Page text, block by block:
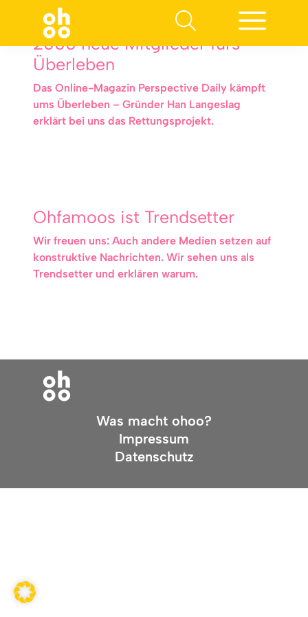
2000 neue Mitglieder fürs
Überleben
Das Online-Magazin Perspective Daily kämpft
ums Überleben – Gründer Han Langeslag
erklärt bei uns das Rettungsprojekt.
Ohfamoos ist Trendsetter
Wir freuen uns: Auch andere Medien setzen auf
konstruktive Nachrichten. Wir sehen uns als
Trendsetter und erklären warum.
Was macht ohoo?
Impressum
Datenschutz